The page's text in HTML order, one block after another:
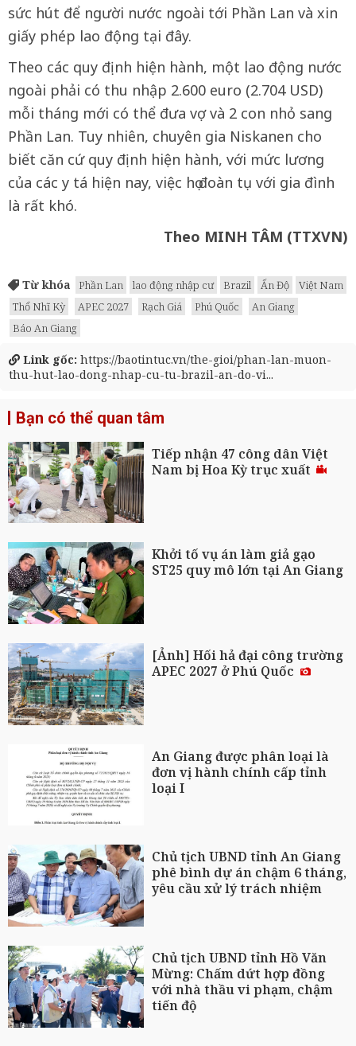
sức hút để người nước ngoài tới Phần Lan và xin
giấy phép lao động tại đây.
Theo các quy định hiện hành, một lao động nước
ngoài phải có thu nhập 2.600 euro (2.704 USD)
mỗi tháng mới có thể đưa vợ và 2 con nhỏ sang
Phần Lan. Tuy nhiên, chuyên gia Niskanen cho
biết căn cứ quy định hiện hành, với mức lương
của các y tá hiện nay, việc họ đoàn tụ với gia đình
là rất khó.
Theo MINH TÂM (TTXVN)
Từ khóa Phần Lan lao động nhập cư Brazil Ấn Độ
Việt Nam
Thổ Nhĩ Kỳ
APEC 2027 Rạch Giá Phú Quốc
An Giang
Báo An Giang
Link gốc: https://baotintuc.vn/the-gioi/phan-lan-muon-
thu-hut-lao-dong-nhap-cu-tu-brazil-an-do-vi...
Bạn có thể quan tâm
Tiếp nhận 47 công dân Việt
Nam bị Hoa Kỳ trục xuất
Khởi tố vụ án làm giả gạo
ST25 quy mô lớn tại An Giang
[Ảnh] Hối hả đại công trường
APEC 2027 ở Phú Quốc
An Giang được phân loại là
đơn vị hành chính cấp tỉnh
loại I
Chủ tịch UBND tỉnh An Giang
phê bình dự án chậm 6 tháng,
yêu cầu xử lý trách nhiệm
Chủ tịch UBND tỉnh Hồ Văn
Mừng: Chấm dứt hợp đồng
với nhà thầu vi phạm, chậm
tiến độ